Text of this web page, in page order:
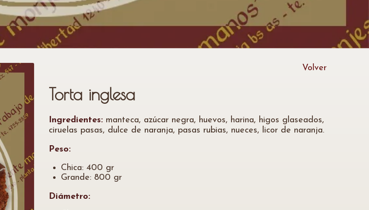
Volver
Torta inglesa
Ingredientes: manteca, azúcar negra, huevos, harina, higos glaseados,
ciruelas pasas, dulce de naranja, pasas rubias, nueces, licor de naranja.
Peso:
Chica: 400 gr
Grande: 800 gr
Diámetro: